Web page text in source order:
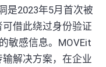
是2023年5月首次被
借此绕过身份验证
敏感信息。MOVEit
解决方案，在企业